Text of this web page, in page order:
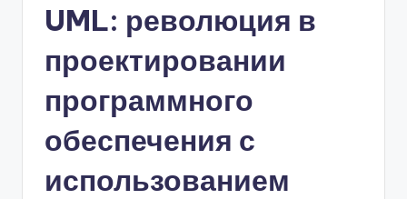
si
A
UML: революция в
проектировании
программного
обеспечения с
использованием